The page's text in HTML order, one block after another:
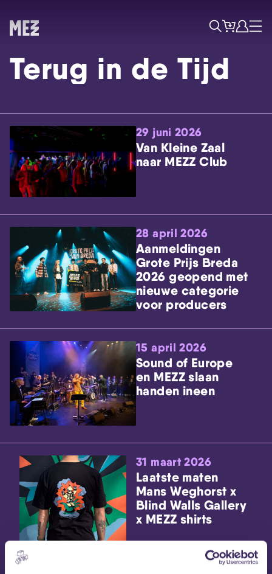
Skip navigatie
ZoekTicketsAccount
Menu
Terug in de Tijd
29 juni 2026
Van Kleine Zaal
naar MEZZ Club
28 april 2026
Aanmeldingen
Grote Prijs Breda
2026 geopend met
nieuwe categorie
voor producers
15 april 2026
Sound of Europe
en MEZZ slaan
handen ineen
31 maart 2026
Laatste maten
Mans Weghorst x
Blind Walls Gallery
x MEZZ shirts